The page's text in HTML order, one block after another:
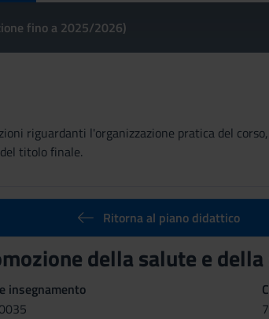
fino a 2025/2026)
riguardanti l'organizzazione pratica del
titolo finale.
Ritorna al piano didattico
della salute e
insegnamento
7